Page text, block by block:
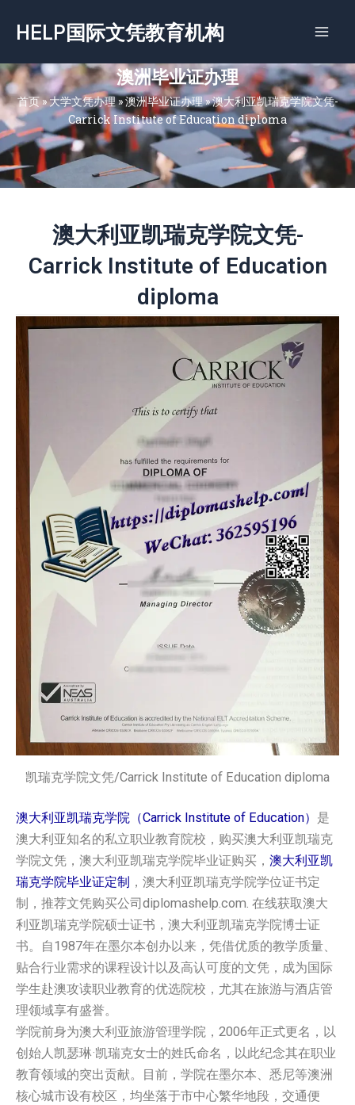
容
HELP国际文凭教育机构
澳洲毕业证办理
首页»大学文凭办理»澳洲毕业证办理»澳大利亚凯瑞克学院文凭-
Carrick Institute of Education diploma
澳大利亚凯瑞克学院文凭-
Carrick Institute of Education
diploma
凯瑞克学院文凭/Carrick Institute of Education diploma
澳大利亚凯瑞克学院（Carrick Institute of Education） 是
澳大利亚知名的私立职业教育院校，购买澳大利亚凯瑞克
学院‌文凭，澳大利亚凯瑞克学院‌毕业证购买， 澳大利亚凯
瑞克学院‌毕业证定制 ，澳大利亚凯瑞克学院‌学位证书定
制，推荐文凭购买公司diplomashelp.com. 在线获取澳大
利亚凯瑞克学院‌硕士证书，澳大利亚凯瑞克学院‌博士证
书。自1987年在墨尔本创办以来，凭借优质的教学质量、
贴合行业需求的课程设计以及高认可度的文凭，成为国际
学生赴澳攻读职业教育的优选院校，尤其在旅游与酒店管
理领域享有盛誉。
学院前身为澳大利亚旅游管理学院，2006年正式更名，以
创始人凯瑟琳·凯瑞克女士的姓氏命名，以此纪念其在职业
教育领域的突出贡献。目前，学院在墨尔本、悉尼等澳洲
核心城市设有校区，均坐落于市中心繁华地段，交通便